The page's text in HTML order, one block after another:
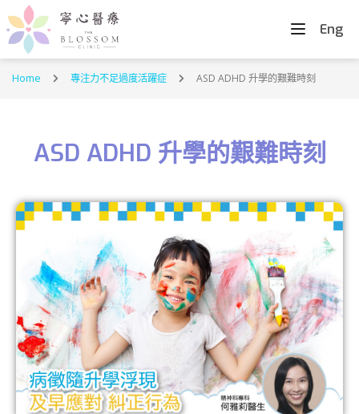
Eng
Home 專注力不足過度活躍症 ASD ADHD 升學的艱難時刻
ASD ADHD 升學的艱難時刻